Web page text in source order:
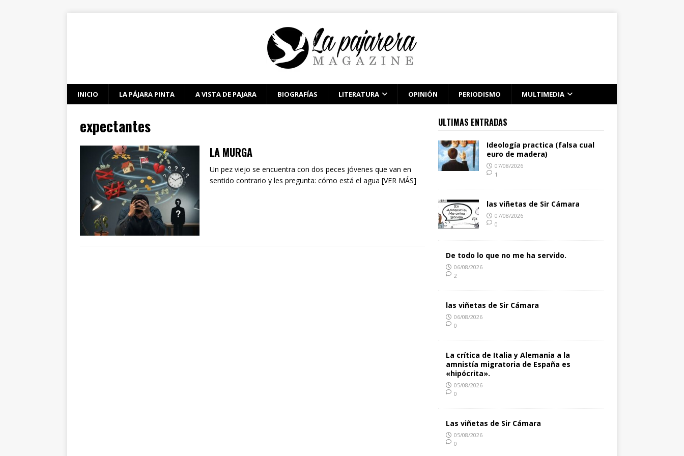
INICIO LA PÁJARA PINTA A VISTA DE PAJARA BIOGRAFÍAS LITERATURA OPINIÓN PERIODISMO MULTIMEDIA
expectantes
LA MURGA
Un pez viejo se encuentra con dos peces jóvenes que van en
sentido contrario y les pregunta: cómo está el agua [VER MÁS]
ULTIMAS ENTRADAS
Ideología practica (falsa cual
euro de madera)
07/08/2026
1
las viñetas de Sir Cámara
07/08/2026
0
De todo lo que no me ha servido.
06/08/2026
2
las viñetas de Sir Cámara
06/08/2026
0
La crítica de Italia y Alemania a la
amnistía migratoria de España es
«hipócrita».
05/08/2026
0
Las viñetas de Sir Cámara
05/08/2026
0